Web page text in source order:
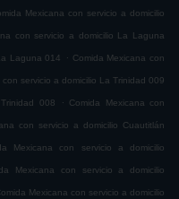
Mexicana con servicio a domicilio
con servicio a domicilio La Laguna
Laguna 014 . Comida Mexicana con
con servicio a domicilio La Trinidad 009
008 . Comida Mexicana con
con servicio a domicilio Cuautitlán
Mexicana con servicio a domicilio
Mexicana con servicio a domicilio
Mexicana con servicio a domicilio